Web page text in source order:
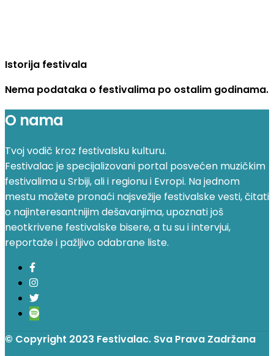
Istorija festivala
Nema podataka o festivalima po ostalim godinama.
O nama
Tvoj vodič kroz festivalsku kulturu.
Festivalac je specijalizovani portal posvećen muzičkim
festivalima u Srbiji, ali i regionu i Evropi. Na jednom
mestu možete pronaći najsvežije festivalske vesti, čitati
o najinteresantnijim dešavanjima, upoznati još
neotkrivene festivalske bisere, a tu su i intervjui,
reportaže i pažljivo odabrane liste.
© Copyright 2023 Festivalac. Sva Prava Zadržana